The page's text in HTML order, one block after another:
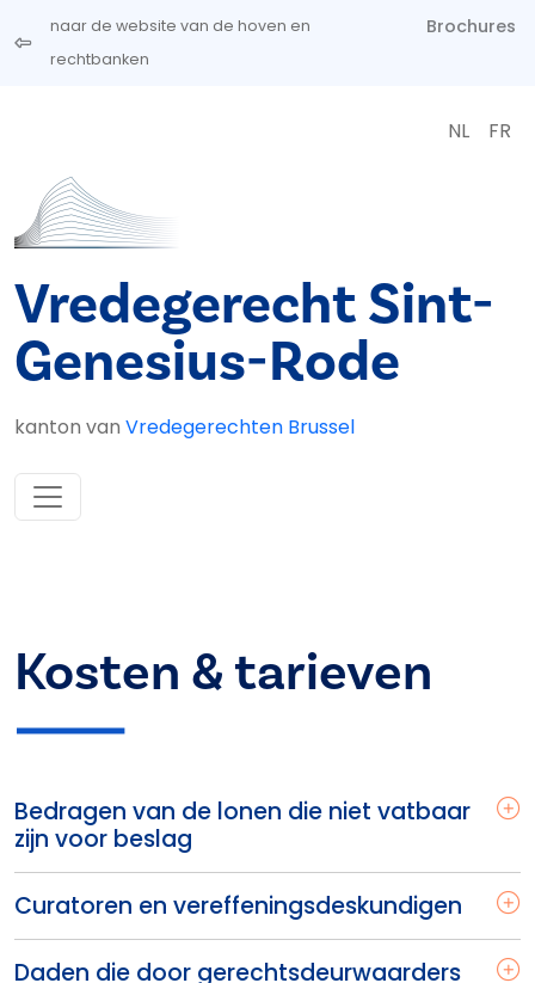
Overslaan en naar de inhoud gaan
naar de website van de hoven en
rechtbanken
Brochures
NL FR
Vredegerecht Sint-
Genesius-Rode
kanton van Vredegerechten Brussel
Kosten & tarieven
Bedragen van de lonen die niet vatbaar
zijn voor beslag
Curatoren en vereffeningsdeskundigen
Daden die door gerechtsdeurwaarders